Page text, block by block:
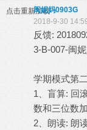
点击重新加载闽妮妈0903G
2018-9-30
反馈:
3-B-007-闽
学期模式第
1、盲算: 回
数和三位数
2、朗读: 朗